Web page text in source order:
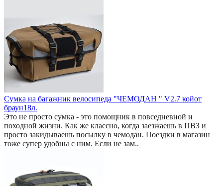
Сумка на багажник велосипеда "ЧЕМОДАН " V2.7 койот
браун18л.
Это не просто сумка - это помощник в повседневной и
походной жизни. Как же классно, когда заезжаешь в ПВЗ и
просто закидываешь посылку в чемодан. Поездки в магазин
тоже супер удобны с ним. Если не зам..